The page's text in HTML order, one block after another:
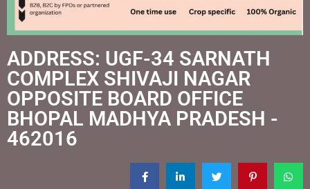
ADDRESS: UGF-34 SARNATH
COMPLEX SHIVAJI NAGAR
OPPOSITE BOARD OFFICE
BHOPAL MADHYA PRADESH -
462016